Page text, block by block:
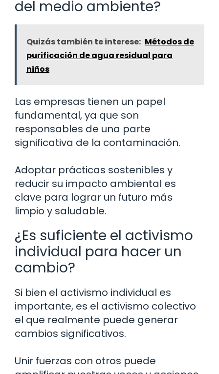
del medio ambiente?
Quizás también te interese: Métodos de
purificación de agua residual para
niños
Las empresas tienen un papel
fundamental, ya que son
responsables de una parte
significativa de la contaminación.
Adoptar prácticas sostenibles y
reducir su impacto ambiental es
clave para lograr un futuro más
limpio y saludable.
¿Es suficiente el activismo
individual para hacer un
cambio?
Si bien el activismo individual es
importante, es el activismo colectivo
el que realmente puede generar
cambios significativos.
Unir fuerzas con otros puede